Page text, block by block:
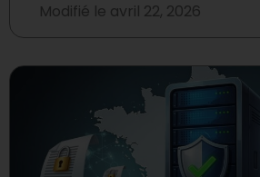
Modifié le avril 22, 2026